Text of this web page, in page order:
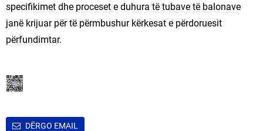
specifikimet dhe proceset e duhura të tubave të balonave
janë krijuar për të përmbushur kërkesat e përdoruesit
përfundimtar.
DËRGO EMAIL